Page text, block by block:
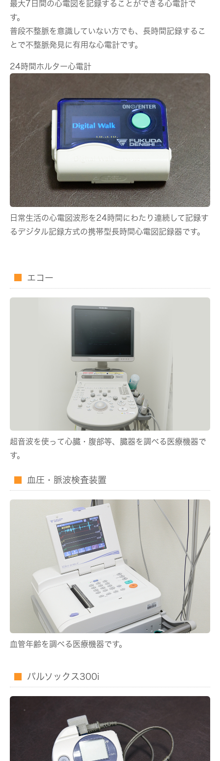
最大7日間の心電図を記録することができる心電計で
す。
普段不整脈を意識していない方でも、長時間記録するこ
とで不整脈発見に有用な心電計です。
24時間ホルター心電計
日常生活の心電図波形を24時間にわたり連続して記録す
るデジタル記録方式の携帯型長時間心電図記録器です。
エコー
超音波を使って心臓・腹部等、臓器を調べる医療機器で
す。
血圧・脈波検査装置
血管年齢を調べる医療機器です。
パルソックス300i